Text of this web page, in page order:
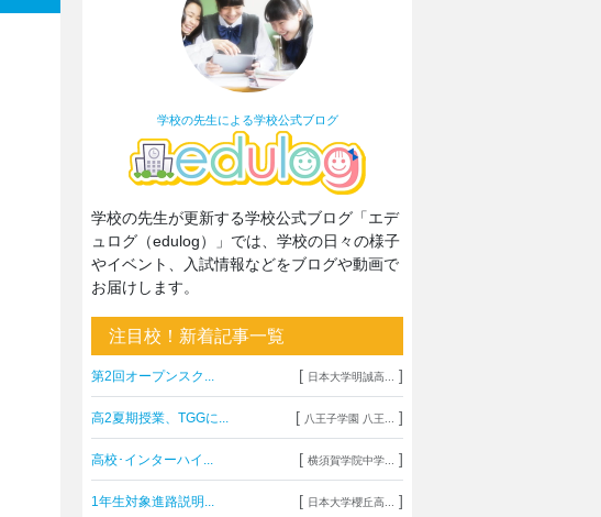
学校の先生による学校公式ブログ
学校の先生が更新する学校公式ブログ「エデ
ュログ（edulog）」では、学校の日々の様子
やイベント、入試情報などをブログや動画で
お届けします。
注目校！新着記事一覧
第2回オープンスク... [ 日本大学明誠高... ]
高2夏期授業、TGGに... [ 八王子学園 八王... ]
高校･インターハイ... [ 横須賀学院中学... ]
1年生対象進路説明... [ 日本大学櫻丘高... ]